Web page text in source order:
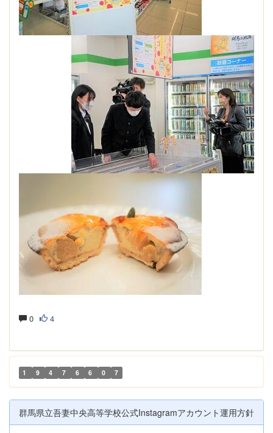
0 4
1 9 4 7 6 6 0 7
群馬県立吾妻中央高等学校公式Instagramアカウント運用方針